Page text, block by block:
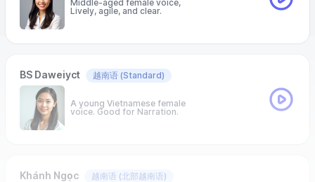
Middle-aged female voice,
Lively, agile, and clear.
BS Daweiyct 越南语 (Standard)
A young Vietnamese female
voice. Good for Narration.
Khánh Ngọc 越南语 (北部越南语)